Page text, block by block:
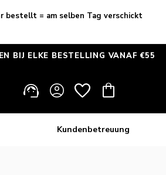
bestellt = am selben Tag verschickt
BESTELLING VANAF €55 ✦
Einloggen Warenkorb
Kundenbetreuung